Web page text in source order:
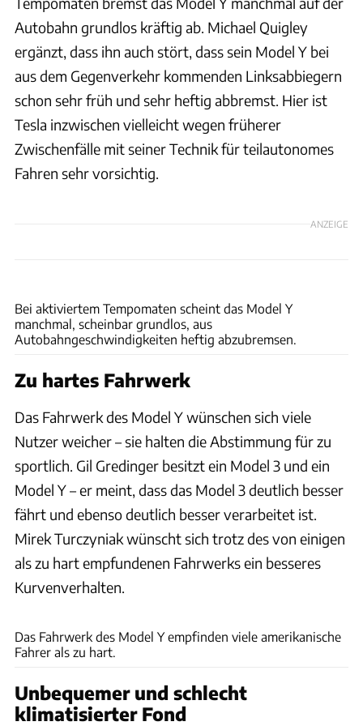
Autobahn grundlos kräftig ab. Michael Quigley
ergänzt, dass ihn auch stört, dass sein Model Y bei
aus dem Gegenverkehr kommenden Linksabbiegern
schon sehr früh und sehr heftig abbremst. Hier ist
Tesla inzwischen vielleicht wegen früherer
Zwischenfälle mit seiner Technik für teilautonomes
Fahren sehr vorsichtig.
ANZEIGE
Bei aktiviertem Tempomaten scheint das Model Y
manchmal, scheinbar grundlos, aus
Autobahngeschwindigkeiten heftig abzubremsen.
Zu hartes Fahrwerk
Das Fahrwerk des Model Y wünschen sich viele
Nutzer weicher – sie halten die Abstimmung für zu
sportlich. Gil Gredinger besitzt ein Model 3 und ein
Model Y – er meint, dass das Model 3 deutlich besser
fährt und ebenso deutlich besser verarbeitet ist.
Mirek Turczyniak wünscht sich trotz des von einigen
als zu hart empfundenen Fahrwerks ein besseres
Kurvenverhalten.
Das Fahrwerk des Model Y empfinden viele amerikanische
Fahrer als zu hart.
Unbequemer und schlecht
klimatisierter Fond